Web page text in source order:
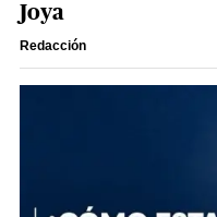
Joya
Redacción